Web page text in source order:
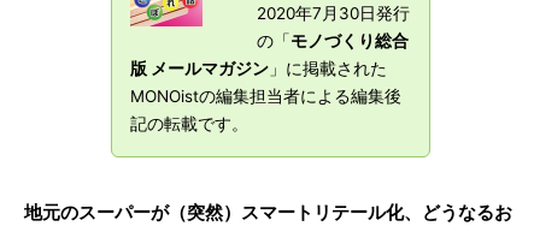
2020年7月30日発行
の「モノづくり総合
版 メールマガジン」に掲載された
MONOistの編集担当者による編集後
記の転載です。
地元のスーパーが（突然）スマートリテール化、どうなるお